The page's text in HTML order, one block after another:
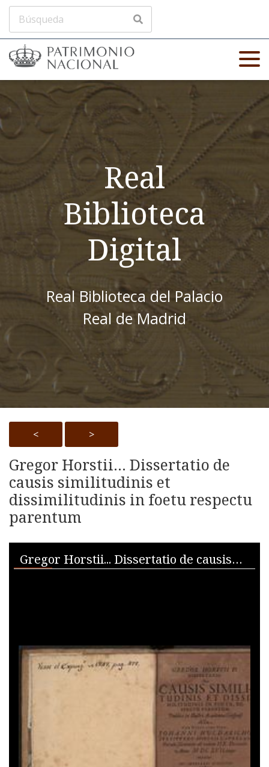
Real
Biblioteca
Digital
Real Biblioteca del Palacio
Real de Madrid
< >
Gregor Horstii... Dissertatio de
causis similitudinis et
dissimilitudinis in foetu respectu
parentum
Media Viewer Gregor Horstii... Dissertatio de causis similitudinis et dissimilitudinis in foetu respectu parentum